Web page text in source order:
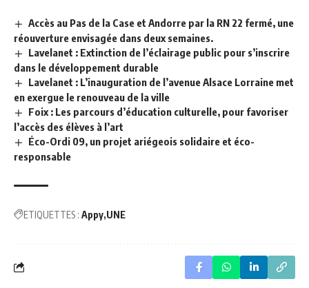
Accès au Pas de la Case et Andorre par la RN 22 fermé, une
réouverture envisagée dans deux semaines.
Lavelanet : Extinction de l’éclairage public pour s’inscrire
dans le développement durable
Lavelanet : L’inauguration de l’avenue Alsace Lorraine met
en exergue le renouveau de la ville
Foix : Les parcours d’éducation culturelle, pour favoriser
l’accès des élèves à l’art
Éco-Ordi 09, un projet ariégeois solidaire et éco-
responsable
ETIQUETTES : Appy UNE